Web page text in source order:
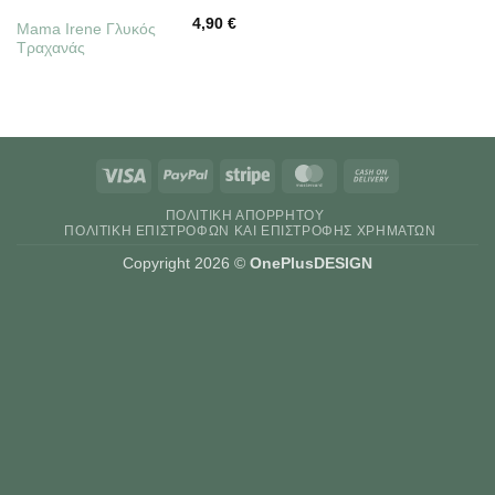
Mama Irene Γλυκός
Τραχανάς
4,90€
Visa PayPal Stripe MasterCard
Delivery
ΠΟΛΙΤΙΚΉ ΑΠΟΡΡΉΤΟΥ
ΠΟΛΙΤΙΚΉ ΕΠΙΣΤΡΟΦΏΝ ΚΑΙ ΕΠΙΣΤΡΟΦΉΣ ΧΡΗΜΆΤΩΝ
Copyright 2026 © OnePlusDESIGN